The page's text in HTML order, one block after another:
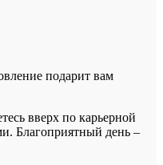
подарит вам
вверх по карьерной
Благоприятный день –